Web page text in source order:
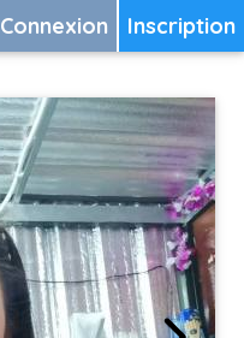
Inscription
Connexion